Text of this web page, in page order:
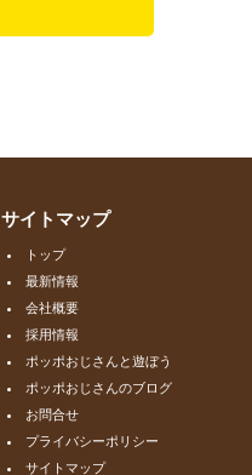
サイトマップ
トップ
最新情報
会社概要
採用情報
ポッポおじさんと遊ぼう
ポッポおじさんのブログ
お問合せ
プライバシーポリシー
サイトマップ